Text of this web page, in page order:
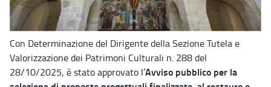
Con Determinazione del Dirigente della Sezione Tutela e
Valorizzazione dei Patrimoni Culturali n. 288 del
28/10/2025, è stato approvato l’Avviso pubblico per la